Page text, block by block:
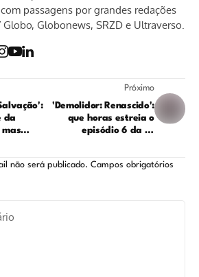
passagens por grandes redações
Globo, Globonews, SRZD e Ultraverso.
da
mas
Próximo
'Demolidor: Renascido':
que horas estreia o
episódio 6 da 2ª
não será publicado. Campos obrigatórios